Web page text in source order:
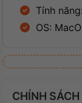
Tính
OS:
CHÍNH